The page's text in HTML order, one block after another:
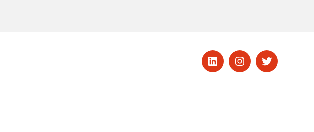
تويتر Instagram
LinkedIn